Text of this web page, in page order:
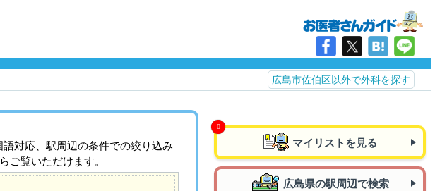
広島市佐伯区以外で外科を探す
対応、駅周辺の条件での絞り込み
ご覧いただけます。
マイリストを見る
広島県の駅周辺で検索